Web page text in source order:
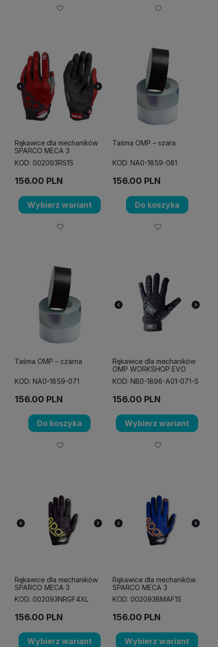
Rękawice dla mechaników
SPARCO MECA 3
KOD: 002093RS1S
156.00 PLN
Wybierz wariant
Taśma OMP – szara
KOD: NA0-1859-081
156.00 PLN
Do koszyka
Taśma OMP – czarna
KOD: NA0-1859-071
156.00 PLN
Do koszyka
Rękawice dla mechaników
OMP WORKSHOP EVO
KOD: NB0-1896-A01-071-S
156.00 PLN
Wybierz wariant
Rękawice dla mechaników
SPARCO MECA 3
KOD: 002093NRGF4XL
156.00 PLN
Wybierz wariant
Rękawice dla mechaników
SPARCO MECA 3
KOD: 002093BMAF1S
156.00 PLN
Wybierz wariant